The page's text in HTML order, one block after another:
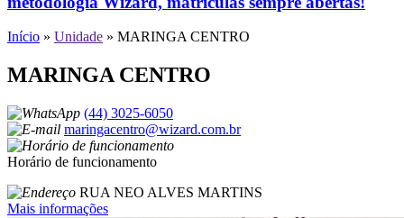
Início » Unidade » MARINGA CENTRO
MARINGA CENTRO
(44) 3025-6050
maringacentro@wizard.com.br
Horário de funcionamento
RUA NEO ALVES MARTINS
Mais informações